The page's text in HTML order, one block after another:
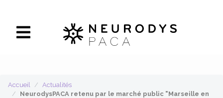
Accueil
Actualités
NeurodysPACA retenu par le marché public "Marseille en